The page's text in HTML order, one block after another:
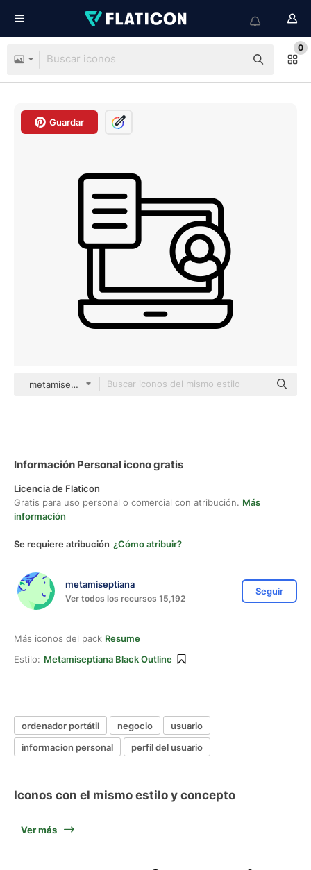
0
Guardar
metamiseptiana black outline
Información Personal icono gratis
Licencia de Flaticon
Gratis para uso personal o comercial con atribución. Más
información
Se requiere atribución ¿Cómo atribuir?
metamiseptiana
Ver todos los recursos 15,192
Seguir
Más iconos del pack Resume
Estilo: Metamiseptiana Black Outline
ordenador portátil negocio
usuario
informacion personal
perfil del usuario
Iconos con el mismo estilo y concepto
Ver más